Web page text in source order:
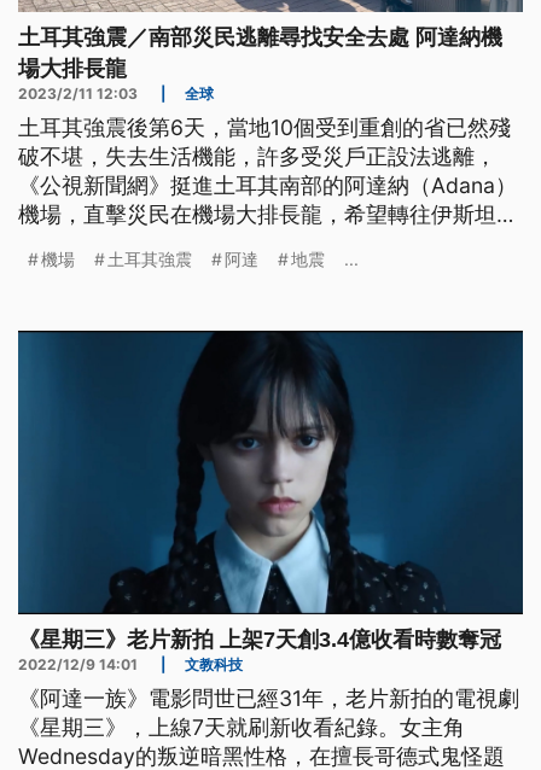
土耳其強震／南部災民逃離尋找安全去處 阿達納機
場大排長龍
2023/2/11 12:03 全球
土耳其強震後第6天，當地10個受到重創的省已然殘
破不堪，失去生活機能，許多受災戶正設法逃離，
《公視新聞網》挺進土耳其南部的阿達納（Adana）
機場，直擊災民在機場大排長龍，希望轉往伊斯坦
機場 土耳其強震 阿達 地震 ...
《星期三》老片新拍 上架7天創3.4億收看時數奪冠
2022/12/9 14:01 文教科技
《阿達一族》電影問世已經31年，老片新拍的電視劇
《星期三》，上線7天就刷新收看紀錄。女主角
Wednesday的叛逆暗黑性格，在擅長哥德式鬼怪題